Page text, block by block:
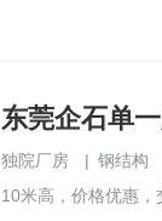
东莞企石单
独院厂房 | 钢结构
10米高，价格优惠，